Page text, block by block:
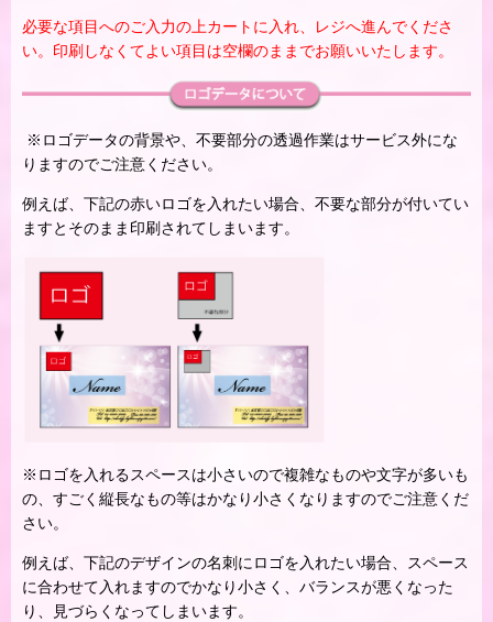
必要な項目へのご入力の上カートに入れ、レジへ進んでくださ
い。印刷しなくてよい項目は空欄のままでお願いいたします。
※ロゴデータの背景や、不要部分の透過作業はサービス外にな
りますのでご注意ください。
例えば、下記の赤いロゴを入れたい場合、不要な部分が付いてい
ますとそのまま印刷されてしまいます。
※ロゴを入れるスペースは小さいので複雑なものや文字が多いも
の、すごく縦長なもの等はかなり小さくなりますのでご注意くだ
さい。
例えば、下記のデザインの名刺にロゴを入れたい場合、スペース
に合わせて入れますのでかなり小さく、バランスが悪くなった
り、見づらくなってしまいます。